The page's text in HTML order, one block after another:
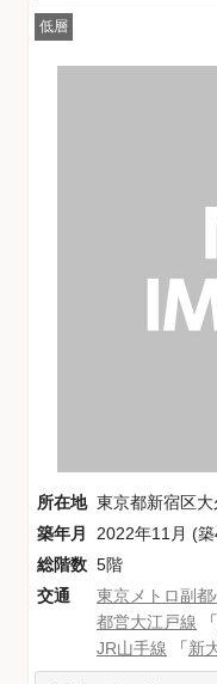
低層
所在地 東京都新宿区
築年月
2022年11月 (
総階数 5階
交通
東京メトロ副都
都営大江戸線 「
JR山手線 「新